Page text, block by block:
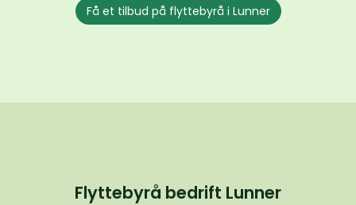
Få et tilbud på flyttebyrå i Lunner
Flyttebyrå bedrift Lunner